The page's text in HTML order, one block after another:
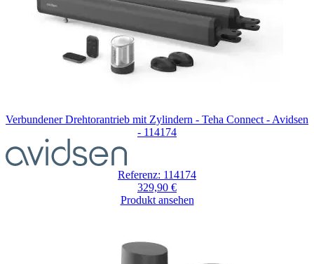
Verbundener Drehtorantrieb mit Zylindern - Teha Connect - Avidsen
- 114174
Referenz: 114174
329,90 €
Produkt ansehen